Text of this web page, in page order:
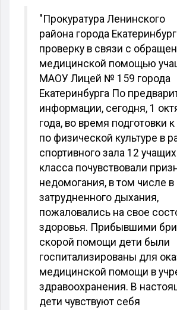
"Прокуратура Ленинского
района города
проверку в связи с
медицинской помощью
МАОУ Лицей № 159 города
Екатеринбурга По
информации, сегодня, 1
года, во время подготовки
по физической культуре в
спортивного зала 12
класса почувствовали
недомогания, в том числе в
затрудненного дыхания,
пожаловались на свое
здоровья. Прибывшими
скорой помощи дети были
госпитализированы для
медицинской помощи в
здравоохранения. В
дети чувствуют себя